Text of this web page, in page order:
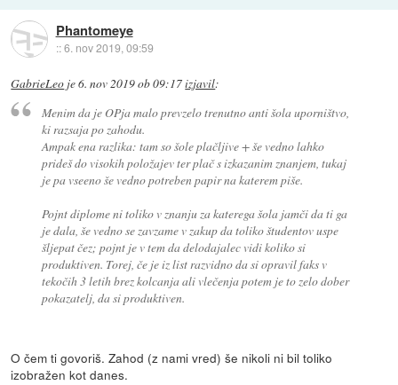
Phantomeye
::6. nov 2019, 09:59
GabrieLeo je6. nov 2019 ob 09:17izjavil:
Menim da je OPja malo prevzelo trenutno anti šola uporništvo,
ki razsaja po zahodu.
Ampak ena razlika: tam so šole plačljive + še vedno lahko
prideš do visokih položajev ter plač s izkazanim znanjem, tukaj
je pa vseeno še vedno potreben papir na katerem piše.
Pojnt diplome ni toliko v znanju za katerega šola jamči da ti ga
je dala, še vedno se zavzame v zakup da toliko študentov uspe
šljepat čez; pojnt je v tem da delodajalec vidi koliko si
produktiven. Torej, če je iz list razvidno da si opravil faks v
tekočih 3 letih brez kolcanja ali vlečenja potem je to zelo dober
pokazatelj, da si produktiven.
O čem ti govoriš. Zahod (z nami vred) še nikoli ni bil toliko
izobražen kot danes.